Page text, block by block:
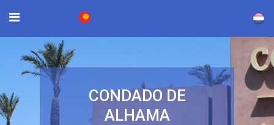
×
CONDADO DE
ALHAMA